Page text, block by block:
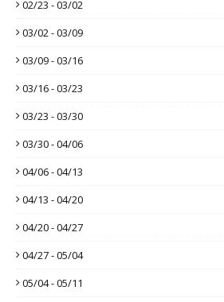
02/23 - 03/02
03/02 - 03/09
03/09 - 03/16
03/16 - 03/23
03/23 - 03/30
03/30 - 04/06
04/06 - 04/13
04/13 - 04/20
04/20 - 04/27
04/27 - 05/04
05/04 - 05/11